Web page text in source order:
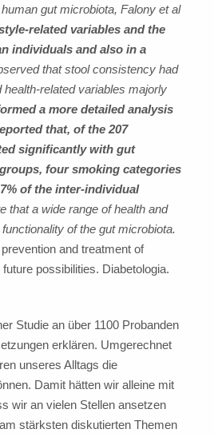
gut microbiota, Falony et al
related variables and the
individuals and also in a
that stool consistency had
related variables majorly
a more detailed analysis
that, of the 207
significantly with gut
four smoking categories
of the inter-individual
that a wide range of health and
of the gut microbiota.
and treatment of
possibilities. Diabetologia.
Studie an über 1100 Probanden
erklären. Umgerechnet
unseres Alltags die
Damit hätten wir alleine mit
wir an vielen Stellen ansetzen
stärksten diskutierten Themen